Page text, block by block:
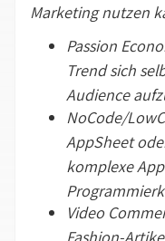
Marketing nutzen
Passion
Trend sich
Audience
NoCode/
AppSheet
komplexe
Video